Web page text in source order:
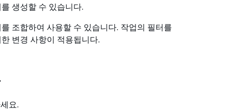
생성할 수 있습니다.
조합하여 사용할 수 있습니다. 작업의 필터를
변경 사항이 적용됩니다.
요.